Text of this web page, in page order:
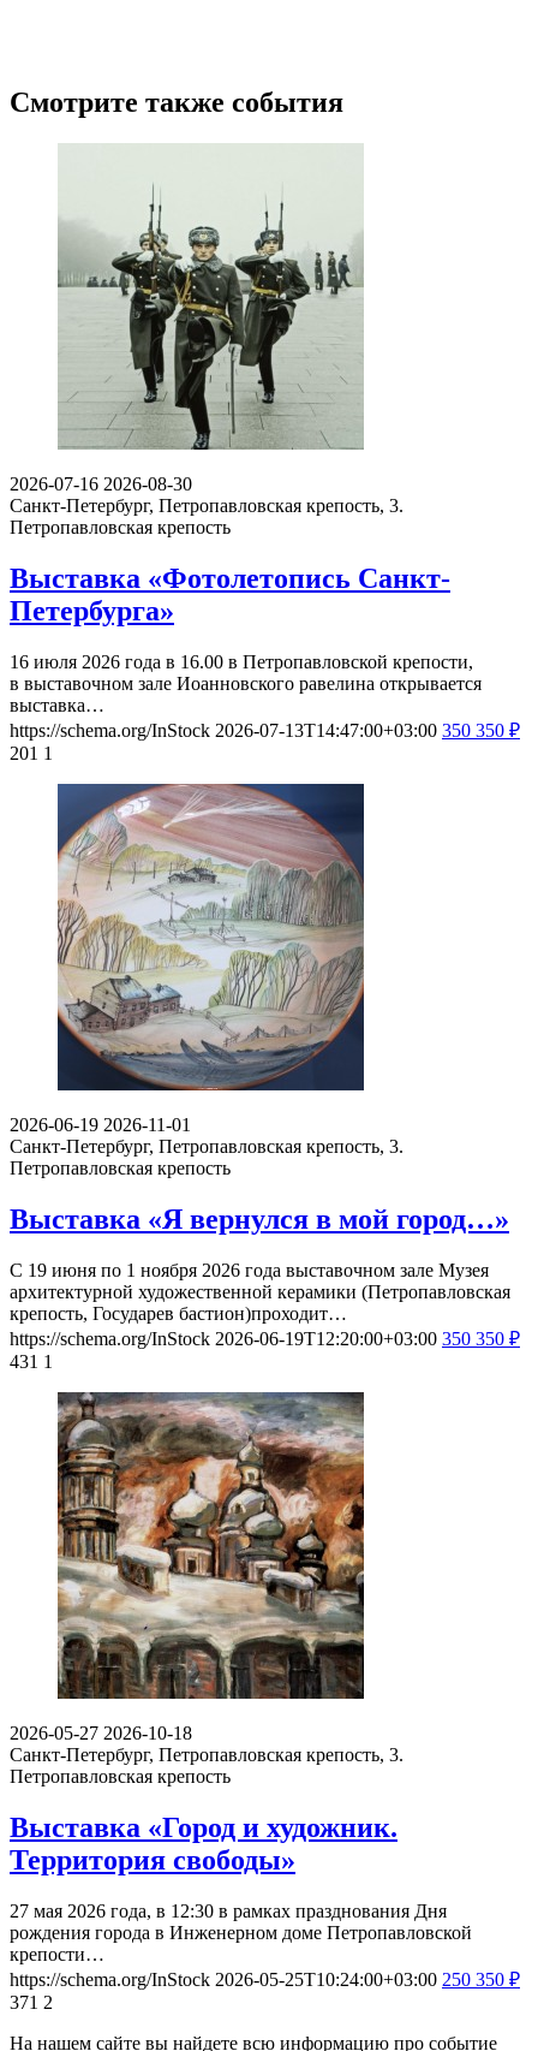
Смотрите также события
2026-07-16 2026-08-30
Санкт-Петербург, Петропавловская крепость, 3.
Петропавловская крепость
Выставка «Фотолетопись Санкт-
Петербурга»
16 июля 2026 года в 16.00 в Петропавловской крепости,
в выставочном зале Иоанновского равелина открывается
выставка…
https://schema.org/InStock 2026-07-13T14:47:00+03:00 350 350 ₽
201 1
2026-06-19 2026-11-01
Санкт-Петербург, Петропавловская крепость, 3.
Петропавловская крепость
Выставка «Я вернулся в мой город…»
С 19 июня по 1 ноября 2026 года выставочном зале Музея
архитектурной художественной керамики (Петропавловская
крепость, Государев бастион)проходит…
https://schema.org/InStock 2026-06-19T12:20:00+03:00 350 350 ₽
431 1
2026-05-27 2026-10-18
Санкт-Петербург, Петропавловская крепость, 3.
Петропавловская крепость
Выставка «Город и художник.
Территория свободы»
27 мая 2026 года, в 12:30 в рамках празднования Дня
рождения города в Инженерном доме Петропавловской
крепости…
https://schema.org/InStock 2026-05-25T10:24:00+03:00 250 350 ₽
371 2
На нашем сайте вы найдете всю информацию про событие